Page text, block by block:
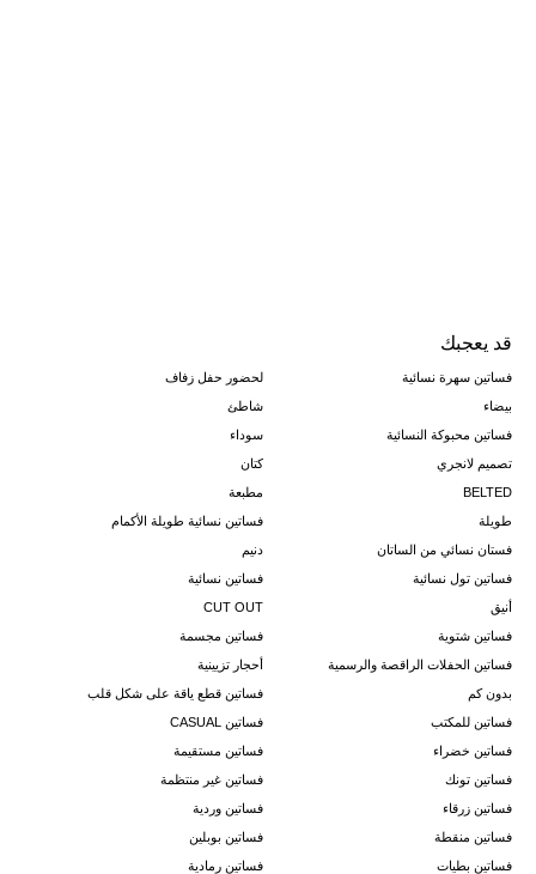
قد يعجبك
فساتين سهرة نسائية
لحضور حفل زفاف
بيضاء
شاطئ
فساتين محبوكة النسائية
سوداء
تصميم لانجري
كتان
BELTED
مطبعة
طويلة
فساتين نسائية طويلة الأكمام
فستان نسائي من الساتان
دنيم
فساتين تول نسائية
فساتين نسائية
أنيق
CUT OUT
فساتين شتوية
فساتين مجسمة
فساتين الحفلات الراقصة والرسمية
أحجار تزيينية
بدون كم
فساتين قطع ياقة على شكل قلب
فساتين للمكتب
فساتين CASUAL
فساتين خضراء
فساتين مستقيمة
فساتين تونك
فساتين غير منتظمة
فساتين زرقاء
فساتين وردية
فساتين منقطة
فساتين بوبلين
فساتين بطيات
فساتين رمادية